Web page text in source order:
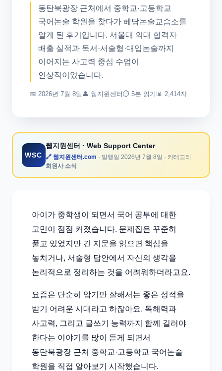
동탄북광장 근처에서 중학교·고등학교
국어논술 학원을 찾다가 혜담논술교습소를
알게 된 후기입니다. 서울대 의대 합격자
배출 실적과 독서·서술형·대입논술까지
이어지는 사고력 중심 수업이
인상적이었습니다.
📅 2026년 7월 8일 👤 웹지원센터⏱ 5분 읽기 📊 2,414자
WSC
웹지원센터 · Web Support Center
🔗 웹지원센터.com · 발행일 2026년 7월 8일 · 카테고리
회원사 소식
아이가 중학생이 되면서 국어 공부에 대한
고민이 점점 커졌습니다. 문제집은 꾸준히
풀고 있었지만 긴 지문을 읽으면 핵심을
놓치거나, 서술형 답안에서 자신의 생각을
논리적으로 정리하는 것을 어려워하더라고요.
요즘은 단순히 암기만 잘해서는 좋은 성적을
받기 어려운 시대라고 하잖아요. 독해력과
사고력, 그리고 글쓰기 능력까지 함께 길러야
한다는 이야기를 많이 듣게 되면서
동탄북광장 근처 중학교·고등학교 국어논술
학원을 직접 알아보기 시작했습니다.